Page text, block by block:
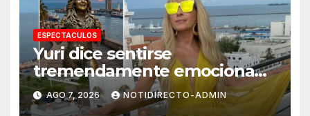
ESPECTACULOS
Yuri dice sentirse
tremendamente emocionada
sobre su estatua que le harán
en Veracruz
AGO 7, 2026 NOTIDIRECTO-ADMIN